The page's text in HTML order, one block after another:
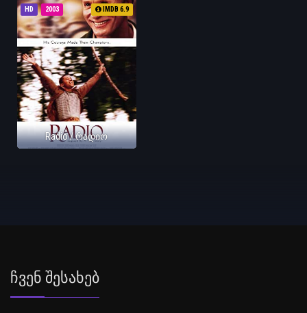
HD 2003 IMDB 6.9
Radio / რადიო
Ჩვენ Შესახებ